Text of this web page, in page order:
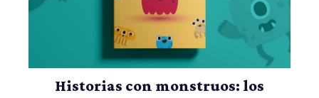
Historias con monstruos: los